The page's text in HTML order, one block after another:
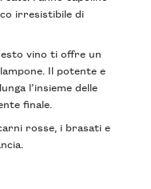
irresistibile di
vino ti offre un
Il potente e
l’insieme delle
finale.
rosse, i brasati e